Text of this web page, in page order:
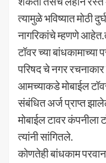
त्यामुळे भविष्यात मोठी
नागरिकांचे म्हणणे
टॉवर च्या बांधकामाच्या
परिषद चे नगर
आमच्याकडे मोबाईल
संबंधित अर्ज प्राप्त
मोबाईल टावर कंपनीला
त्यांनी सांगितले.
कोणतेही बांधकाम